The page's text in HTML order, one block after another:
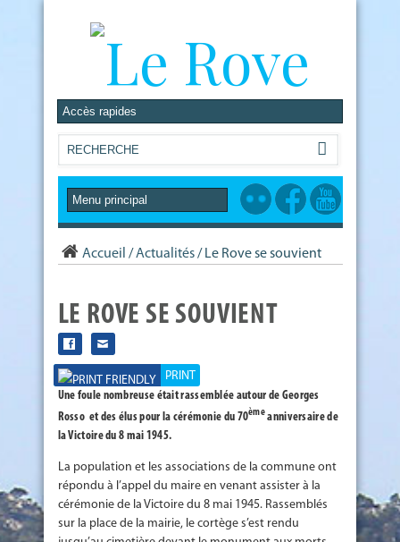
Accueil /Actualités/ Le Rove se souvient
LE ROVE SE SOUVIENT
PRINT
Une foule nombreuse était rassemblée autour de Georges
Rosso et des élus pour la cérémonie du 70èmeanniversaire de
la Victoire du 8 mai 1945.
La population et les associations de la commune ont
répondu à l’appel du maire en venant assister à la
cérémonie de la Victoire du 8 mai 1945. Rassemblés
sur la place de la mairie, le cortège s’est rendu